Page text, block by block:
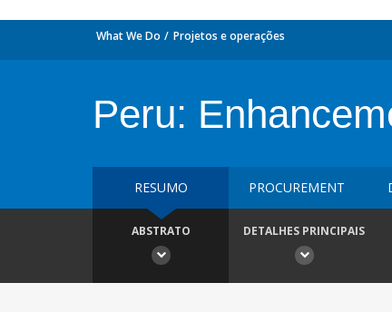
What We Do Projetos e operações
Peru:
RESUMO PROCUREMENT
ABSTRATO DETALHES PRINCIPAIS